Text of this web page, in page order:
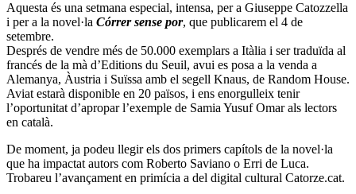
Aquesta és una setmana especial, intensa, per a Giuseppe Catozzella
i per a la novel·la Córrer sense por, que publicarem el 4 de
setembre.
Després de vendre més de 50.000 exemplars a Itàlia i ser traduïda al
francés de la mà d’Editions du Seuil, avui es posa a la venda a
Alemanya, Àustria i Suïssa amb el segell Knaus, de Random House.
Aviat estarà disponible en 20 països, i ens enorgulleix tenir
l’oportunitat d’apropar l’exemple de Samia Yusuf Omar als lectors
en català.
De moment, ja podeu llegir els dos primers capítols de la novel·la
que ha impactat autors com Roberto Saviano o Erri de Luca.
Trobareu l’avançament en primícia a del digital cultural Catorze.cat.